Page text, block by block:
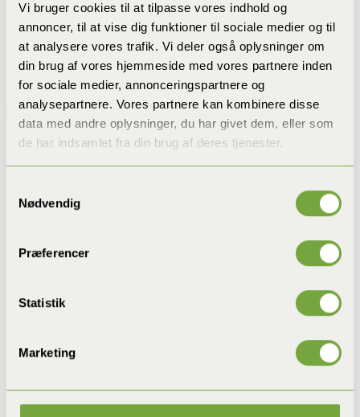
Vi bruger cookies til at tilpasse vores indhold og
annoncer, til at vise dig funktioner til sociale medier og til
at analysere vores trafik. Vi deler også oplysninger om
din brug af vores hjemmeside med vores partnere inden
for sociale medier, annonceringspartnere og
analysepartnere. Vores partnere kan kombinere disse
data med andre oplysninger, du har givet dem, eller som
de har indsamlet fra din brug af deres tjenester.
Nødvendig
Præferencer
Statistik
Marketing